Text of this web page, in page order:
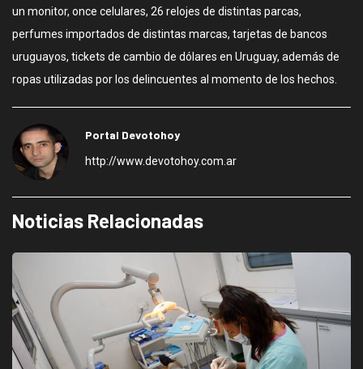
un monitor, once celulares, 26 relojes de distintas parcas,
perfumes importados de distintas marcas, tarjetas de bancos
uruguayos, tickets de cambio de dólares en Uruguay, además de
ropas utilizadas por los delincuentes al momento de los hechos.
Portal Devotohoy
http://www.devotohoy.com.ar
Noticias Relacionadas